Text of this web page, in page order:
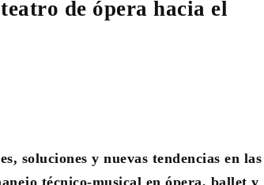
de ópera hacia el
soluciones y nuevas tendencias en las
técnico-musical en ópera, ballet y